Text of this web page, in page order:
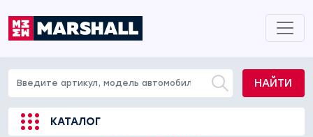
НАЙТИ
КАТАЛОГ